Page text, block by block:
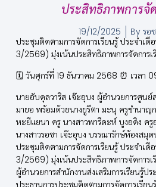
ประสิทธิภาพการจั
19/12/2025 By รอ
ประชุมติดตามการจัดการเรียนรู้ ประจำเ
3/2569) มุ่งเน้นประสิทธิภาพการจัดการเ
🗓️ วันศุกร์ที่ 19 ธันวาคม 2568 ⏰ เวลา
นายอับดุลวาริส เจ๊ะอุบง ผู้อำนวยการศูนย์
มายอ พร้อมด้วยนางยูรีตา มะนุ ครูชำนาญ
หะยีแยนา ครู นางสาวพารีดะห์ บูงอดิง ครู
นางสาวรอซา เจ๊ะอุบง บรรณารักษ์ห้องสมุ
ประชุมติดตามการจัดการเรียนรู้ ประจำเ
3/2569) มุ่งเน้นประสิทธิภาพการจัดการเ
ผู้อำนวยการสำนักงานส่งเสริมการเรียนรู้
ประธานการประชุมติดตามการจัดการเรียน